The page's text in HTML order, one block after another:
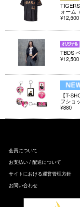
ォーム
¥12,500
TBDS
¥12,500
【T-
フショ
¥880
会員について
お支払い / 配送について
サイトにおける運営管理方針
お問い合わせ